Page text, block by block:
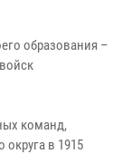
образования –
команд,
в 1915